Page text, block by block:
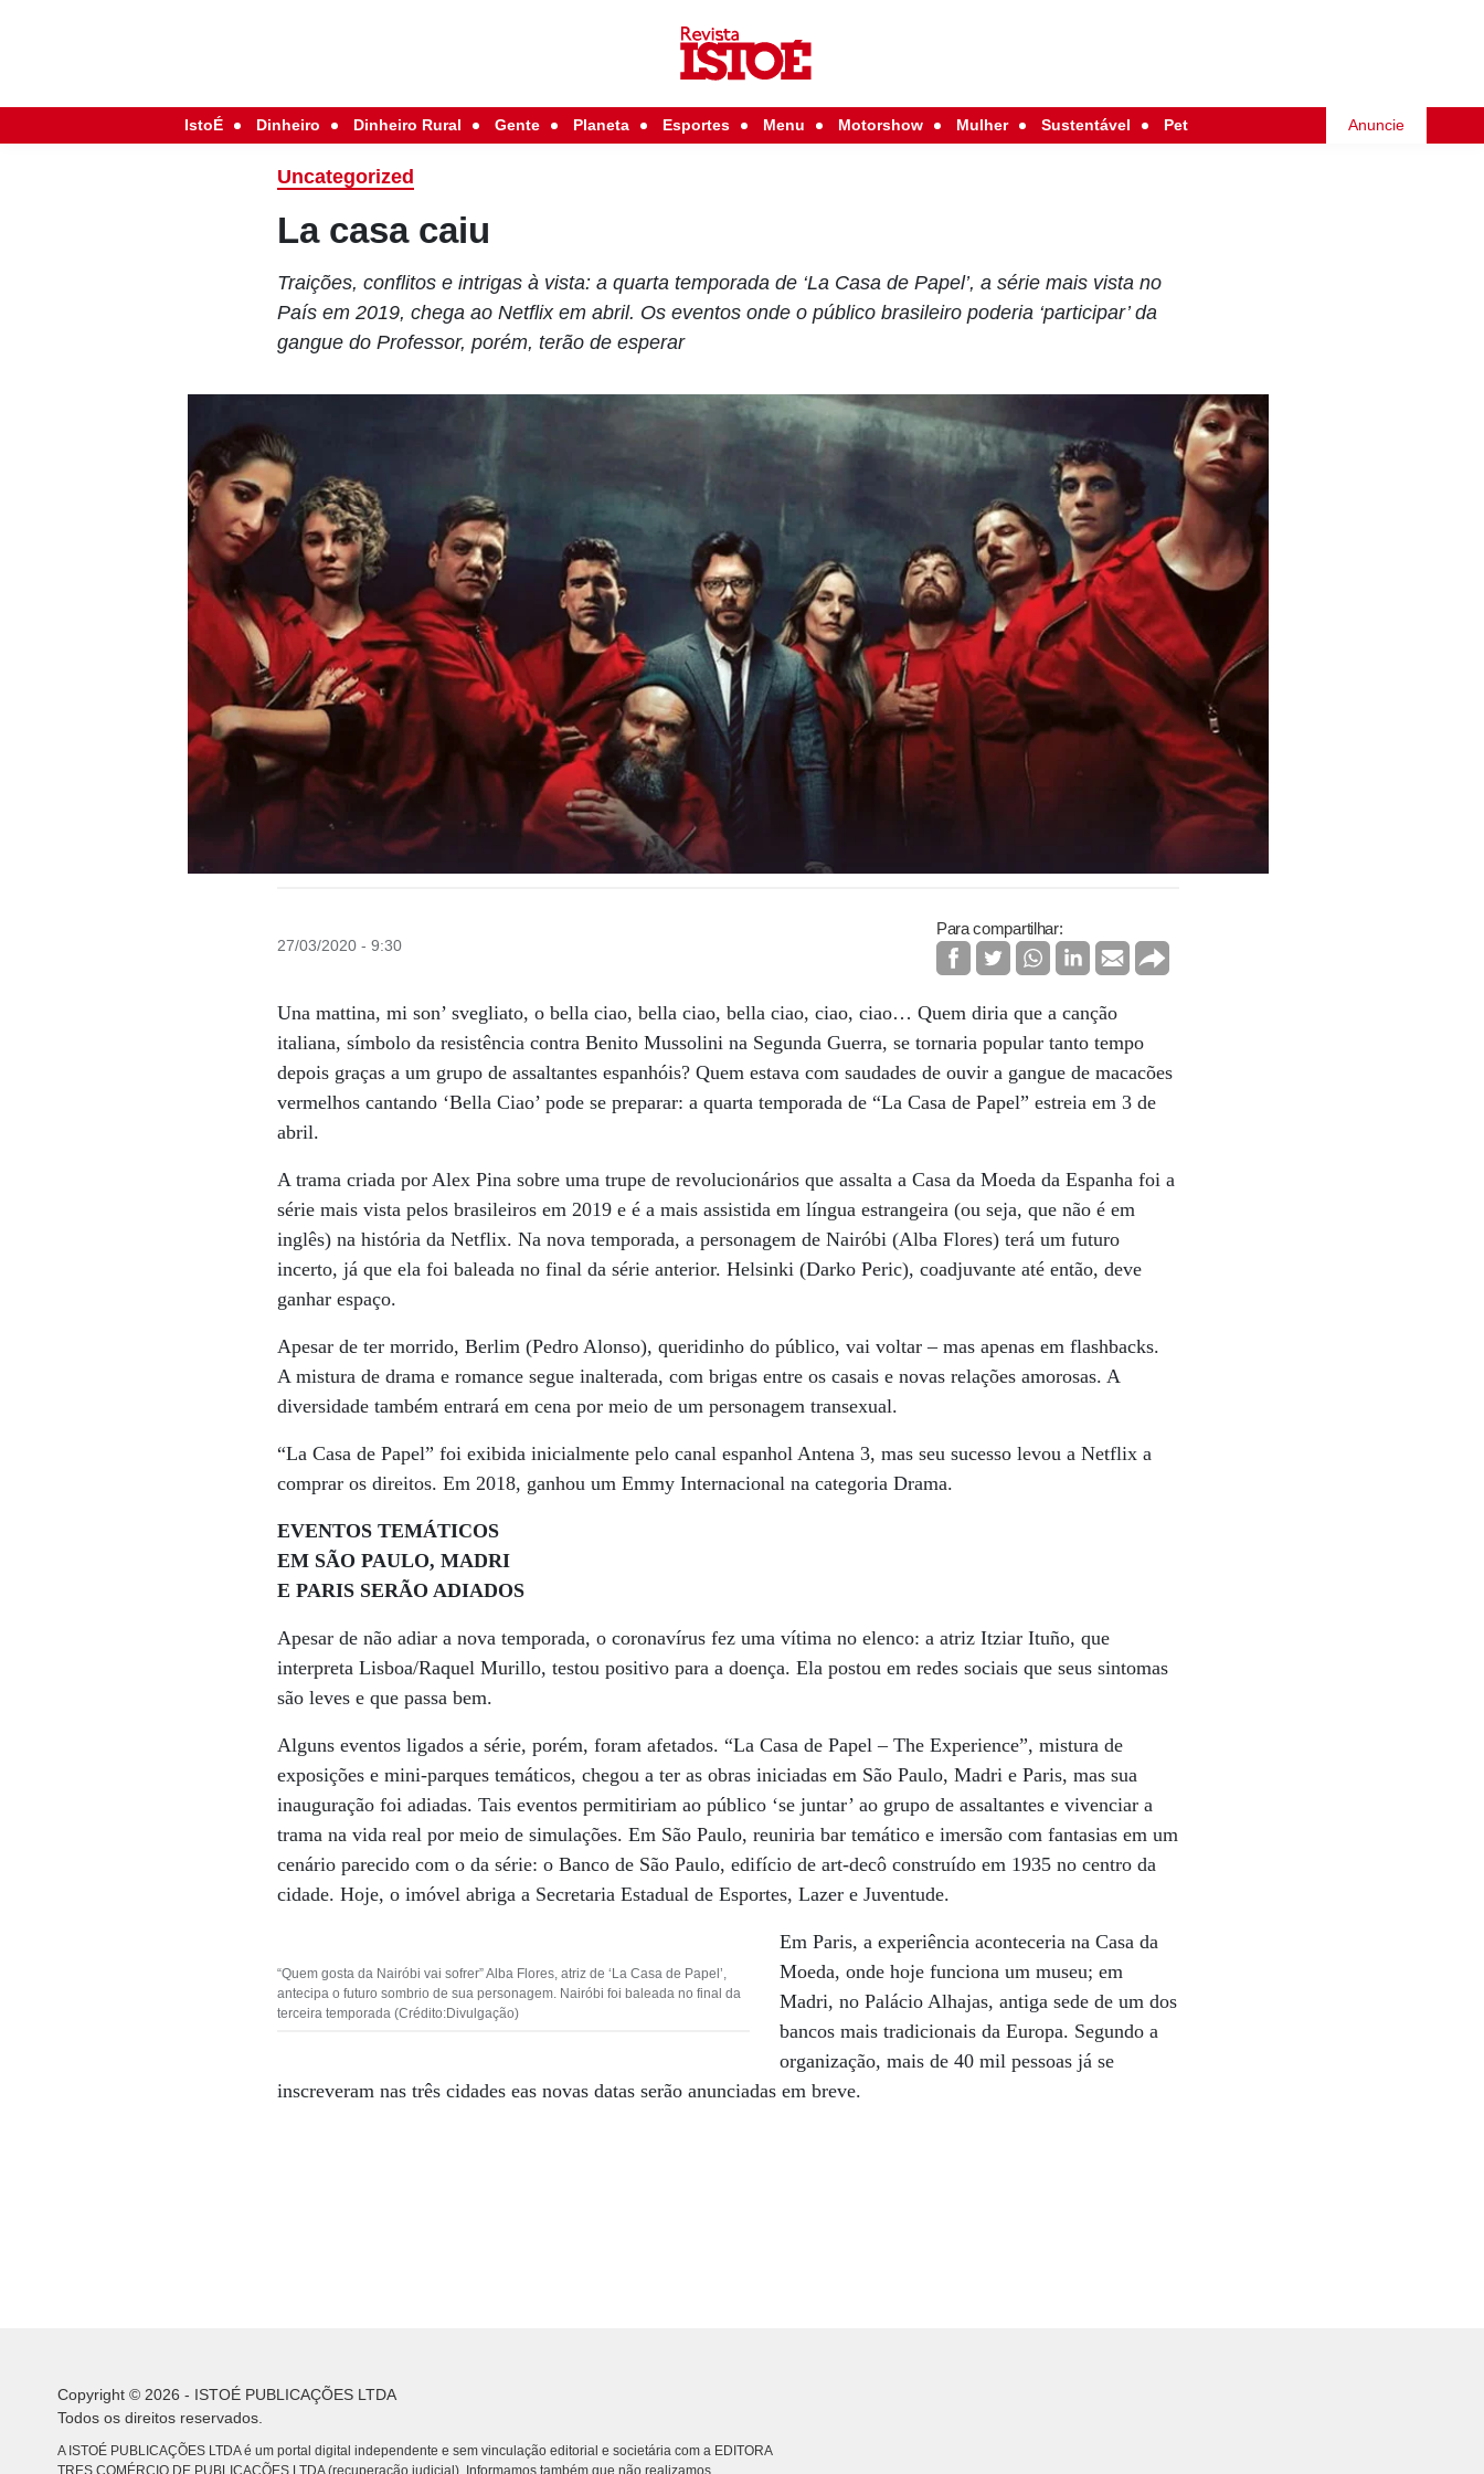
IstoÉ Dinheiro Dinheiro Rural Gente Planeta Esportes Menu Motorshow Mulher Sustentável Pet Anuncie
Uncategorized
La casa caiu
Traições, conflitos e intrigas à vista: a quarta temporada de ‘La Casa de Papel’, a série mais vista no
País em 2019, chega ao Netflix em abril. Os eventos onde o público brasileiro poderia ‘participar’ da
gangue do Professor, porém, terão de esperar
27/03/2020 - 9:30
Para compartilhar:
Una mattina, mi son’ svegliato, o bella ciao, bella ciao, bella ciao, ciao, ciao… Quem diria que a canção
italiana, símbolo da resistência contra Benito Mussolini na Segunda Guerra, se tornaria popular tanto tempo
depois graças a um grupo de assaltantes espanhóis? Quem estava com saudades de ouvir a gangue de macacões
vermelhos cantando ‘Bella Ciao’ pode se preparar: a quarta temporada de “La Casa de Papel” estreia em 3 de
abril.
A trama criada por Alex Pina sobre uma trupe de revolucionários que assalta a Casa da Moeda da Espanha foi a
série mais vista pelos brasileiros em 2019 e é a mais assistida em língua estrangeira (ou seja, que não é em
inglês) na história da Netflix. Na nova temporada, a personagem de Nairóbi (Alba Flores) terá um futuro
incerto, já que ela foi baleada no final da série anterior. Helsinki (Darko Peric), coadjuvante até então, deve
ganhar espaço.
Apesar de ter morrido, Berlim (Pedro Alonso), queridinho do público, vai voltar – mas apenas em flashbacks.
A mistura de drama e romance segue inalterada, com brigas entre os casais e novas relações amorosas. A
diversidade também entrará em cena por meio de um personagem transexual.
“La Casa de Papel” foi exibida inicialmente pelo canal espanhol Antena 3, mas seu sucesso levou a Netflix a
comprar os direitos. Em 2018, ganhou um Emmy Internacional na categoria Drama.
EVENTOS TEMÁTICOS
EM SÃO PAULO, MADRI
E PARIS SERÃO ADIADOS
Apesar de não adiar a nova temporada, o coronavírus fez uma vítima no elenco: a atriz Itziar Ituño, que
interpreta Lisboa/Raquel Murillo, testou positivo para a doença. Ela postou em redes sociais que seus sintomas
são leves e que passa bem.
Alguns eventos ligados a série, porém, foram afetados. “La Casa de Papel – The Experience”, mistura de
exposições e mini-parques temáticos, chegou a ter as obras iniciadas em São Paulo, Madri e Paris, mas sua
inauguração foi adiadas. Tais eventos permitiriam ao público ‘se juntar’ ao grupo de assaltantes e vivenciar a
trama na vida real por meio de simulações. Em São Paulo, reuniria bar temático e imersão com fantasias em um
cenário parecido com o da série: o Banco de São Paulo, edifício de art-decô construído em 1935 no centro da
cidade. Hoje, o imóvel abriga a Secretaria Estadual de Esportes, Lazer e Juventude.
“Quem gosta da Nairóbi vai sofrer” Alba Flores, atriz de ‘La Casa de Papel’,
antecipa o futuro sombrio de sua personagem. Nairóbi foi baleada no final da
terceira temporada (Crédito:Divulgação)
Em Paris, a experiência aconteceria na Casa da
Moeda, onde hoje funciona um museu; em
Madri, no Palácio Alhajas, antiga sede de um dos
bancos mais tradicionais da Europa. Segundo a
organização, mais de 40 mil pessoas já se
inscreveram nas três cidades eas novas datas serão anunciadas em breve.
Copyright © 2026 - ISTOÉ PUBLICAÇÕES LTDA
Todos os direitos reservados.
A ISTOÉ PUBLICAÇÕES LTDA é um portal digital independente e sem vinculação editorial e societária com a EDITORA
TRES COMÉRCIO DE PUBLICACÕES LTDA (recuperação judicial). Informamos também que não realizamos